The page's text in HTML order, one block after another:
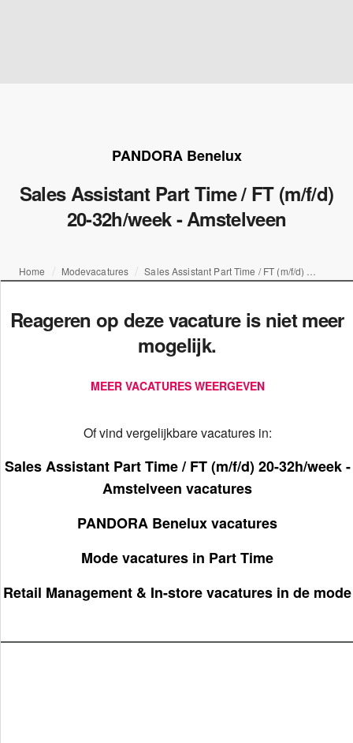
PANDORA Benelux
Sales Assistant Part Time / FT (m/f/d)
20-32h/week - Amstelveen
Home Modevacatures
Reageren op deze vacature is niet meer
mogelijk.
MEER VACATURES WEERGEVEN
Of vind vergelijkbare vacatures in:
Sales Assistant Part Time / FT (m/f/d) 20-32h/week -
Amstelveen vacatures
PANDORA Benelux vacatures
Mode vacatures in Part Time
Retail Management & In-store vacatures in de mode